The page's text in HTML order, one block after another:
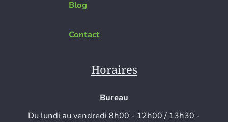
Blog
Contact
Horaires
Bureau
Du lundi au vendredi 8h00 - 12h00 / 13h30 -